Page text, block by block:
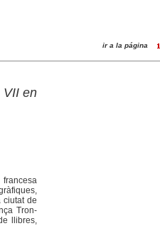
ir a la página
VII en
francesa
ciutat de
Tron-
llibres,